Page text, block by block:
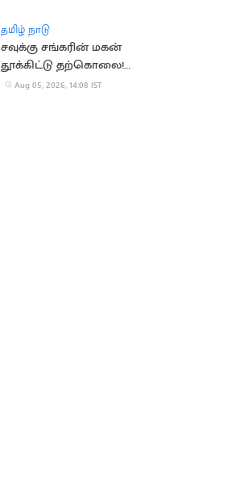
நிறைவு
தமிழ் நாடு
சவுக்கு சங்கரின் மகன்
தூக்கிட்டு தற்கொலை!
காரணம் என்ன?
Aug 05, 2026, 14:08 IST